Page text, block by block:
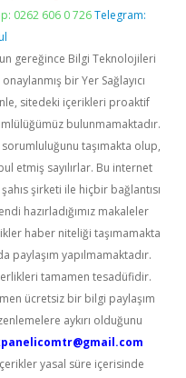
0262 606 0 726 Telegram:
gereğince Bilgi Teknolojileri
bir Yer Sağlayıcı
sitedeki içerikleri proaktif
bulunmamaktadır.
taşımakta olup,
etmiş sayılırlar. Bu internet
şirketi ile hiçbir bağlantısı
hazırladığımız makaleler
haber niteliği taşımamakta
paylaşım yapılmamaktadır.
tamamen tesadüfidir.
ücretsiz bir bilgi paylaşım
aykırı olduğunu
yasal süre içerisinde